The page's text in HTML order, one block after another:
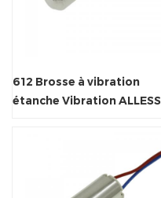
612 Brosse à vibration
étanche Vibration ALLESS